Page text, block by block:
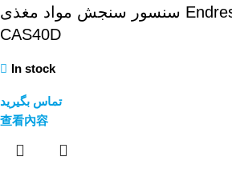
سنسور سنجش مواد مغذی Endress+Hauser
CAS40D
In stock
تماس بگیرید
查看內容